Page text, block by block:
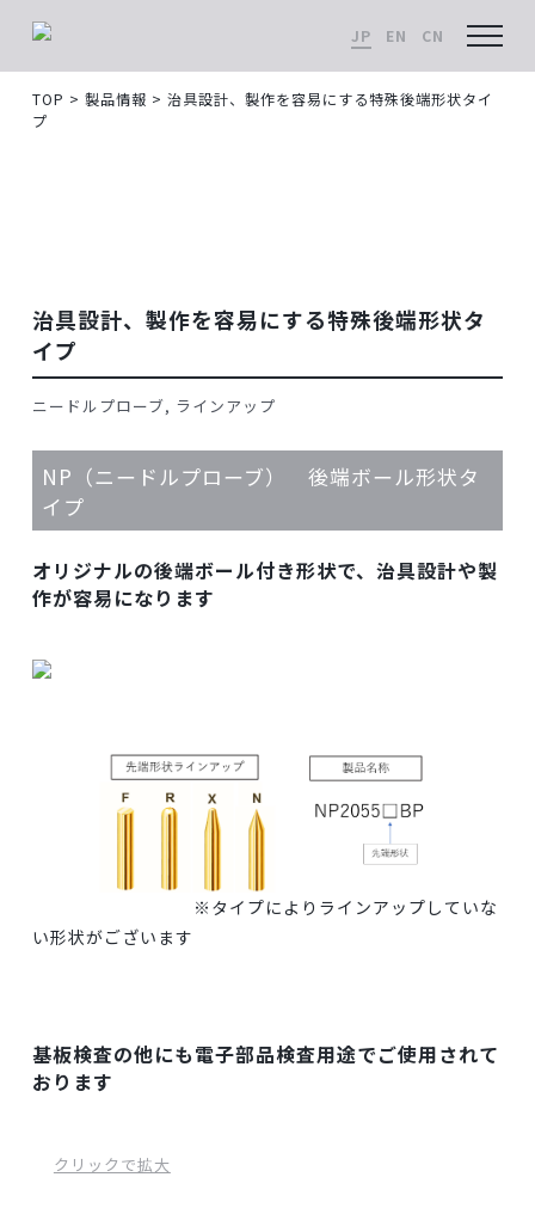
JP EN CN メニ
TOP > 製品情報 > 治具設計、製作を容易にする特殊後端形状タイ
プ
治具設計、製作を容易にする特殊後端形状タ
イプ
ニードルプローブ ラインアップ
NP（ニードルプローブ） 後端ボール形状タ
イプ
オリジナルの後端ボール付き形状で、治具設計や製
作が容易になります
※タイプによりラインアップしていな
い形状がございます
基板検査の他にも電子部品検査用途でご使用されて
おります